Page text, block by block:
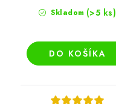
Skladom (>5 ks)
DO KOŠÍKA